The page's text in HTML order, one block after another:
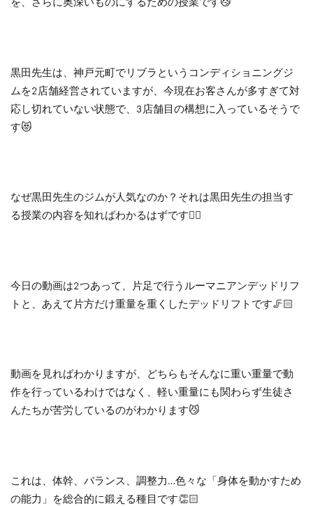
黒田先生は、神戸元町でリブラというコンディショニングジ
ムを2店舗経営されていますが、今現在お客さんが多すぎて対
応し切れていない状態で、3店舗目の構想に入っているそうで
す😻
なぜ黒田先生のジムが人気なのか？それは黒田先生の担当す
る授業の内容を知ればわかるはずです👍🏻
今日の動画は2つあって、片足で行うルーマニアンデッドリフ
トと、あえて片方だけ重量を重くしたデッドリフトです🦵🏻
動画を見ればわかりますが、どちらもそんなに重い重量で動
作を行っているわけではなく、軽い重量にも関わらず生徒さ
んたちが苦労しているのがわかります😼
これは、体幹、バランス、調整力…色々な「身体を動かすため
の能力」を総合的に鍛える種目です👏🏻